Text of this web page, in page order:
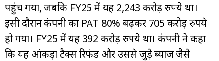
पहुंच गया, जबकि FY25 में यह 2,243 करोड़ रुपये था।
इसी दौरान कंपनी का PAT 80% बढ़कर 705 करोड़ रुपये
हो गया। FY25 में यह 392 करोड़ रुपये था। कंपनी ने कहा
कि यह आंकड़ा टैक्स रिफंड और उससे जुड़े ब्याज जैसे